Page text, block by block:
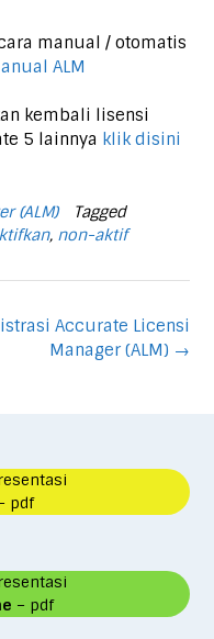
manual / otomatis
ALM
kembali lisensi
5 lainnya klik disini
(ALM)
Tagged
, non-aktif
Accurate Licensi
Manager (ALM) →
pdf
– pdf